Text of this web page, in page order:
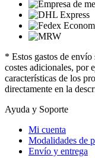
* Estos gastos de envío
costes adicionales, por
características de los
directamente en la
Ayuda y Soporte
Mi cuenta
Modalidades de
Envío y entrega